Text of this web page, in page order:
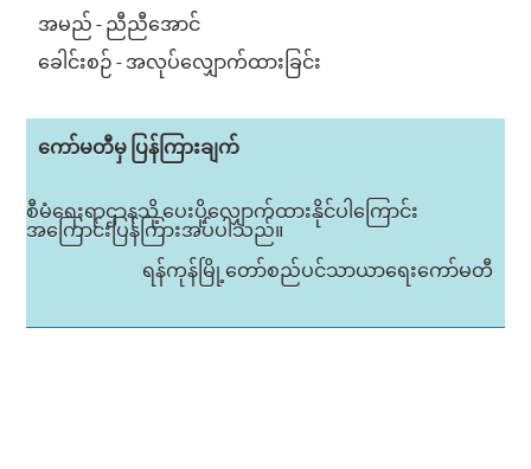
အမည် - ညီညီအောင်
ခေါင်းစဉ် - အလုပ်လျှောက်ထားခြင်း
ကော်မတီမှ ပြန်ကြားချက်
စီမံရေးရာဌာနသို့ ပေးပို့လျှောက်ထားနိုင်ပါကြောင်း
အကြောင်းပြန်ကြားအပ်ပါသည်။
ရန်ကုန်မြို့တော်စည်ပင်သာယာရေးကော်မတီ